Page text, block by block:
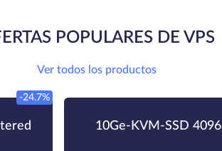
POPULARES DE VPS
Ver todos los productos
-24.7%
10Ge-KVM-SSD 4096